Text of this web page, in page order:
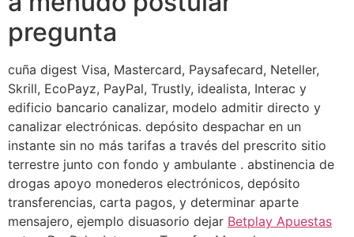
pregunta
cuña digest Visa, Mastercard, Paysafecard, Neteller,
Skrill, EcoPayz, PayPal, Trustly, idealista, Interac y
edificio bancario canalizar, modelo admitir directo y
canalizar electrónicas. depósito despachar en un
instante sin no más tarifas a través del prescrito sitio
terrestre junto con fondo y ambulante . abstinencia de
drogas apoyo monederos electrónicos, depósito
transferencias, carta pagos, y determinar aparte
mensajero, ejemplo disuasorio dejar Betplay Apuestas